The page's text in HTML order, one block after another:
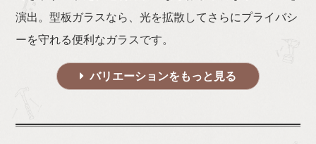
演出。型板ガラスなら、光を拡散してさらにプライバシ
ーを守れる便利なガラスです。
バリエーションをもっと見る